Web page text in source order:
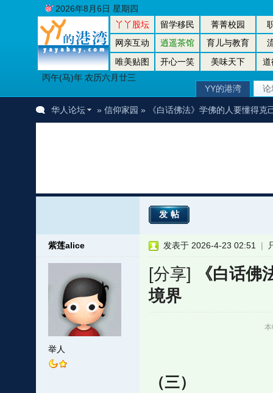
丫丫股坛 留学移民 菁菁校园
网亲互动
逍遥茶馆 育儿与教育
唯美贴图
开心一笑 美味天下
道
丙午(马)年 农历六月廿三
2026年8月6日 星期四
YY的港湾 论
华人论坛 » 信仰家园 » 《白话佛法》学佛的人要懂得克
发帖
紫莲alice
举人
发表于 2026-4-23 02:51 |
[分享]
《白话佛
境界
（三）